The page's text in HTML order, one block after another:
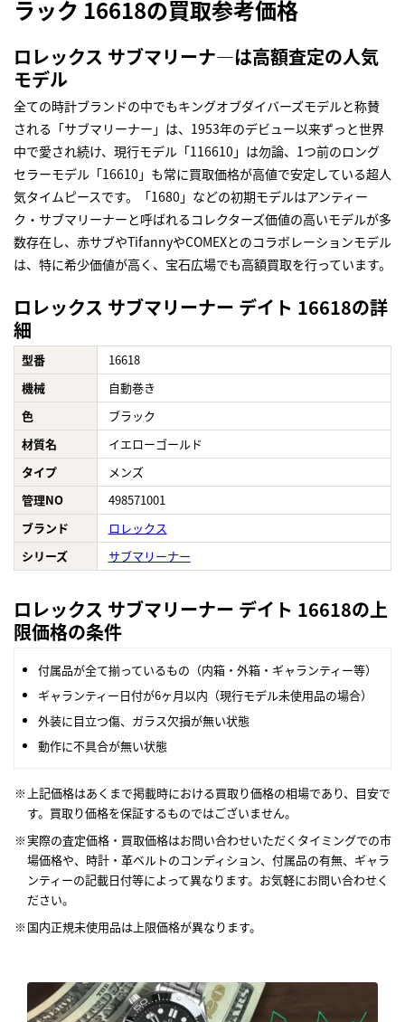
ラック 16618の買取参考価格
ロレックス サブマリーナ―は高額査定の人気
モデル
全ての時計ブランドの中でもキングオブダイバーズモデルと称賛
される「サブマリーナー」は、1953年のデビュー以来ずっと世界
中で愛され続け、現行モデル「116610」は勿論、1つ前のロング
セラーモデル「16610」も常に買取価格が高値で安定している超人
気タイムピースです。「1680」などの初期モデルはアンティー
ク・サブマリーナーと呼ばれるコレクターズ価値の高いモデルが多
数存在し、赤サブやTifannyやCOMEXとのコラボレーションモデル
は、特に希少価値が高く、宝石広場でも高額買取を行っています。
ロレックス サブマリーナー デイト 16618の詳
細
型番
16618
機械
自動巻き
色
ブラック
材質名
イエローゴールド
タイプ
メンズ
管理NO
498571001
ブランド
ロレックス
シリーズ
サブマリーナー
ロレックス サブマリーナー デイト 16618の上
限価格の条件
付属品が全て揃っているもの（内箱・外箱・ギャランティー等）
ギャランティー日付が6ヶ月以内（現行モデル未使用品の場合）
外装に目立つ傷、ガラス欠損が無い状態
動作に不具合が無い状態
上記価格はあくまで掲載時における買取り価格の相場であり、目安で
す。買取り価格を保証するものではございません。
実際の査定価格・買取価格はお問い合わせいただくタイミングでの市
場価格や、時計・革ベルトのコンディション、付属品の有無、ギャラ
ンティーの記載日付等によって異なります。お気軽にお問い合わせく
ださい。
国内正規未使用品は上限価格が異なります。